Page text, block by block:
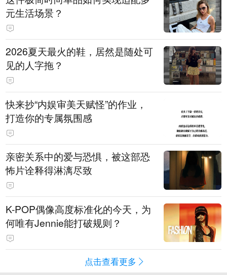
元生活场景？
2026夏天最火的鞋，居然是随处可
见的人字拖？
快来抄“内娱审美天赋怪”的作业，
打造你的专属氛围感
亲密关系中的爱与恐惧，被这部恐
怖片诠释得淋漓尽致
K-POP偶像高度标准化的今天，为
何唯有Jennie能打破规则？
点击查看更多